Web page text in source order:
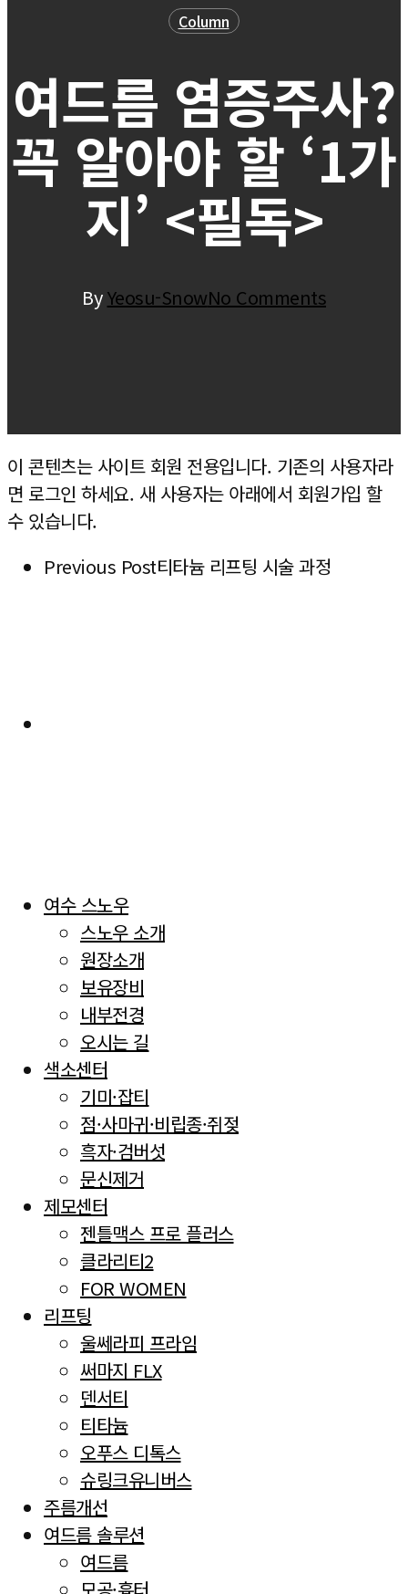
Column
여드름 염증주사?
꼭 알아야 할 ‘1가
지’ <필독>
By Yeosu-SnowNo Comments
이 콘텐츠는 사이트 회원 전용입니다. 기존의 사용자라
면 로그인 하세요. 새 사용자는 아래에서 회원가입 할
수 있습니다.
Previous Post티타늄 리프팅 시술 과정
여수 스노우
스노우 소개
원장소개
보유장비
내부전경
오시는 길
색소센터
기미·잡티
점·사마귀·비립종·쥐젖
흑자·검버섯
문신제거
제모센터
젠틀맥스 프로 플러스
클라리티2
FOR WOMEN
리프팅
울쎄라피 프라임
써마지 FLX
덴서티
티타늄
오푸스 디톡스
슈링크유니버스
주름개선
여드름 솔루션
여드름